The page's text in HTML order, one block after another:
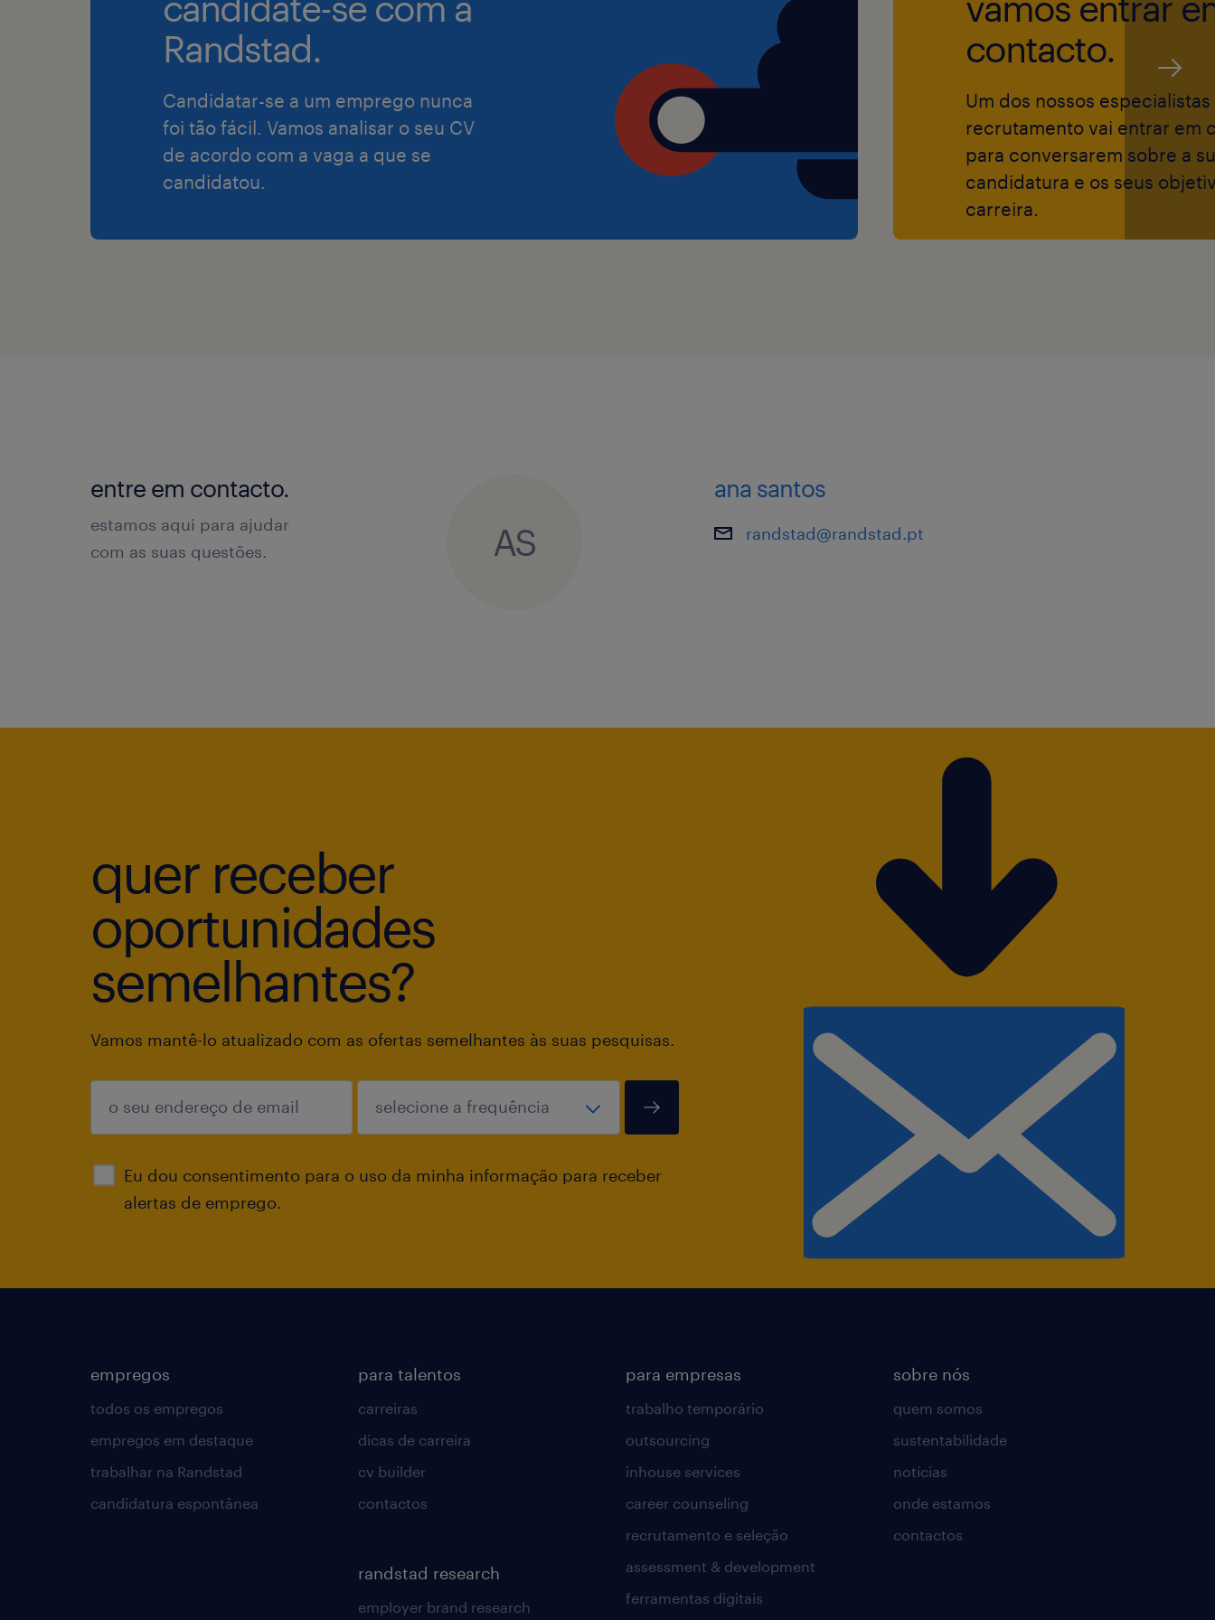
satisfaça as necessidades de todas as pessoas.
Caso necessites de alguma adaptação, de modo a
tornar a tua candidatura ou entrevista mais
confortável, por favor, não hesites em informar os/as
nossos/as consultores/as de recrutamento.
Randstad.
Candidatar-se a um emprego nunca
foi tão fácil. Vamos analisar o seu CV
de acordo com a vaga a que se
candidatou.
contacto.
Um dos nossos
recrutamento vai entrar em
para conversarem sobre a
candidatura e os seus
carreira.
entre em contacto.
estamos aqui para ajudar
com as suas questões.
AS
ana santos
randstad@randstad.pt
quer receber
oportunidades
semelhantes?
Vamos mantê-lo atualizado com as ofertas semelhantes às suas pesquisas.
Eu dou consentimento para o uso da minha informação para receber
alertas de emprego.
enviar
empregos
todos os empregos
empregos em destaque
trabalhar na Randstad
candidatura espontânea
para talentos
carreiras
dicas de carreira
cv builder
contactos
randstad research
employer brand research
para empresas
trabalho temporário
outsourcing
inhouse services
career counseling
recrutamento e seleção
assessment & development
ferramentas digitais
sobre nós
quem somos
sustentabilidade
notícias
onde estamos
contactos